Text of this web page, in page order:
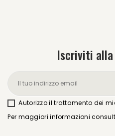
Iscriviti
Autorizzo il trattamento dei
Per maggiori informazioni